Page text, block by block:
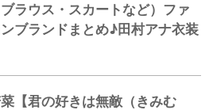
ラウス・スカートなど）ファ
ブランドまとめ♪田村アナ衣装
【君の好きは無敵（きみむ